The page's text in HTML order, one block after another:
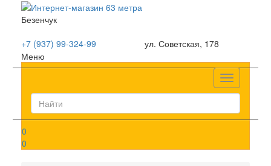
Безенчук
+7 (937) 99-324-99
ул. Советская, 178
Меню
Список
0
0